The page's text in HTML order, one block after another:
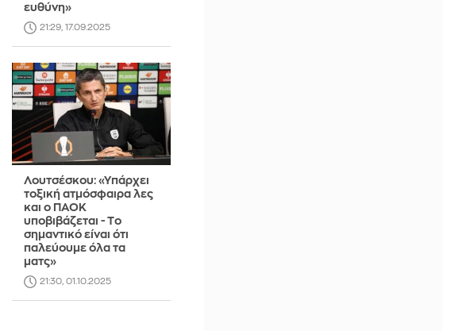
ευθύνη»
21:29, 17.09.2025
Λουτσέσκου: «Υπάρχει
τοξική ατμόσφαιρα λες
και ο ΠΑΟΚ
υποβιβάζεται - Tο
σημαντικό είναι ότι
παλεύουμε όλα τα
ματς»
21:30, 01.10.2025